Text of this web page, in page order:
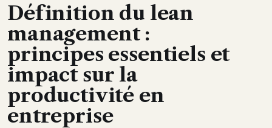
Définition du lean
management :
principes essentiels et
impact sur la
productivité en
entreprise